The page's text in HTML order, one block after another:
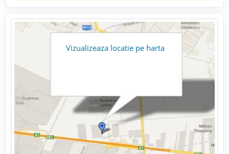
Vizualizeaza locatie pe harta